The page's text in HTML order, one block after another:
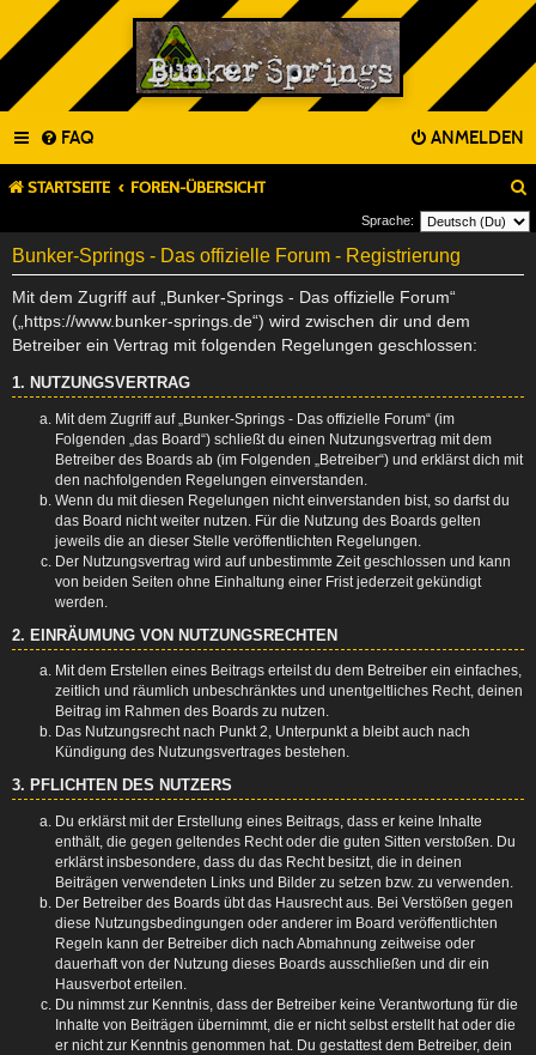
FAQ ANMELDEN
STARTSEITE FOREN-ÜBERSICHT
Sprache:
Bunker-Springs - Das offizielle Forum - Registrierung
Mit dem Zugriff auf „Bunker-Springs - Das offizielle Forum“
(„https://www.bunker-springs.de“) wird zwischen dir und dem
Betreiber ein Vertrag mit folgenden Regelungen geschlossen:
1. NUTZUNGSVERTRAG
Mit dem Zugriff auf „Bunker-Springs - Das offizielle Forum“ (im
Folgenden „das Board“) schließt du einen Nutzungsvertrag mit dem
Betreiber des Boards ab (im Folgenden „Betreiber“) und erklärst dich mit
den nachfolgenden Regelungen einverstanden.
Wenn du mit diesen Regelungen nicht einverstanden bist, so darfst du
das Board nicht weiter nutzen. Für die Nutzung des Boards gelten
jeweils die an dieser Stelle veröffentlichten Regelungen.
Der Nutzungsvertrag wird auf unbestimmte Zeit geschlossen und kann
von beiden Seiten ohne Einhaltung einer Frist jederzeit gekündigt
werden.
2. EINRÄUMUNG VON NUTZUNGSRECHTEN
Mit dem Erstellen eines Beitrags erteilst du dem Betreiber ein einfaches,
zeitlich und räumlich unbeschränktes und unentgeltliches Recht, deinen
Beitrag im Rahmen des Boards zu nutzen.
Das Nutzungsrecht nach Punkt 2, Unterpunkt a bleibt auch nach
Kündigung des Nutzungsvertrages bestehen.
3. PFLICHTEN DES NUTZERS
Du erklärst mit der Erstellung eines Beitrags, dass er keine Inhalte
enthält, die gegen geltendes Recht oder die guten Sitten verstoßen. Du
erklärst insbesondere, dass du das Recht besitzt, die in deinen
Beiträgen verwendeten Links und Bilder zu setzen bzw. zu verwenden.
Der Betreiber des Boards übt das Hausrecht aus. Bei Verstößen gegen
diese Nutzungsbedingungen oder anderer im Board veröffentlichten
Regeln kann der Betreiber dich nach Abmahnung zeitweise oder
dauerhaft von der Nutzung dieses Boards ausschließen und dir ein
Hausverbot erteilen.
Du nimmst zur Kenntnis, dass der Betreiber keine Verantwortung für die
Inhalte von Beiträgen übernimmt, die er nicht selbst erstellt hat oder die
er nicht zur Kenntnis genommen hat. Du gestattest dem Betreiber, dein